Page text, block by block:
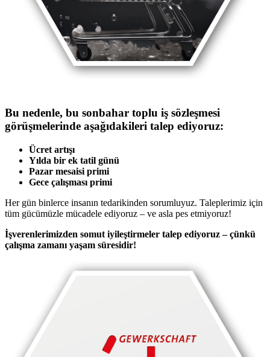
Bu nedenle, bu sonbahar toplu iş sözleşmesi
görüşmelerinde aşağıdakileri talep ediyoruz:
Ücret artışı
Yılda bir ek tatil günü
Pazar mesaisi primi
Gece çalışması primi
Her gün binlerce insanın tedarikinden sorumluyuz. Taleplerimiz için
tüm gücümüzle mücadele ediyoruz – ve asla pes etmiyoruz!
İşverenlerimizden somut iyileştirmeler talep ediyoruz – çünkü
çalışma zamanı yaşam süresidir!